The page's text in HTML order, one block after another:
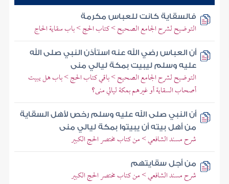
فالسقاية كانت للعباس مكرمة
التوضيح لشرح الجامع الصحيح > كتاب الحج > باب سقاية الحاج
أن العباس رضي الله عنه استأذن النبي صلى الله
عليه وسلم ليبيت بمكة ليالي منى
التوضيح لشرح الجامع الصحيح > باقي كتاب الحج > باب هل يبيت
أصحاب السقاية أو غيرهم بمكة ليالي منى؟
أن النبي صلى الله عليه وسلم رخص لأهل السقاية
من أهل بيته أن يبيتوا بمكة ليالي منى
شرح مسند الشافعي > من كتاب مختصر الحج الكبير
من أجل سقايتهم
شرح مسند الشافعي > من كتاب مختصر الحج الكبير